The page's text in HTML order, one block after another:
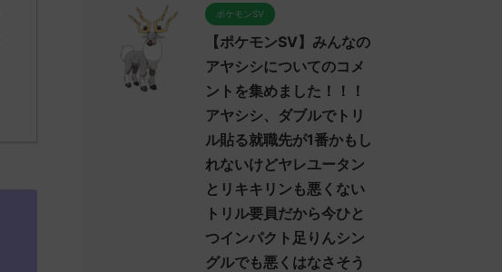
ポケモンSV
【ポケモンSV】みんなの
アヤシシについてのコメ
ントを集めました！！！
アヤシシ、ダブルでトリ
ル貼る就職先が1番かもし
れないけどヤレユータン
とリキキリンも悪くない
トリル要員だから今ひと
つインパクト足りんシン
グルでも悪くはなさそう